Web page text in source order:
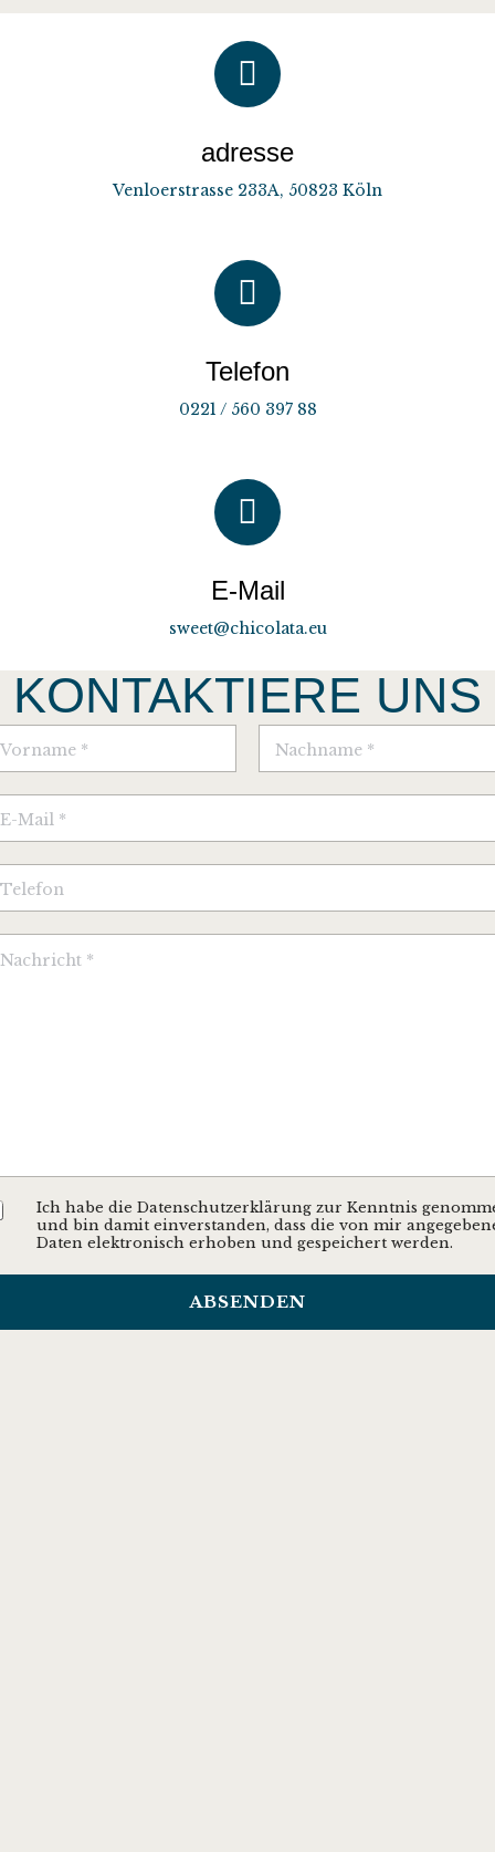
adresse
Venloerstrasse 233A, 50823 Köln
Telefon
0221 / 560 397 88
E-Mail
sweet@chicolata.eu
KONTAKTIERE UNS
N
m
e
*
O
Ich habe die Datenschutzerklärung zur Kenntnis
und bin damit einverstanden, dass die von mir
Daten elektronisch erhoben und gespeichert werden.
ABSENDEN